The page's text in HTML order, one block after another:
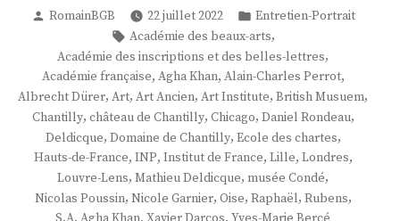
Publié
RomainBGB 22 juillet 2022
Publié
dans
Entretien-Portrait
Étiquettes :
Académie des beaux-arts,
Académie des inscriptions et des belles-lettres,
Académie française, Agha Khan, Alain-Charles Perrot,
Albrecht Dürer, Art, Art Ancien, Art Institute, British Musuem,
Chantilly, château de Chantilly, Chicago, Daniel Rondeau,
Deldicque, Domaine de Chantilly, Ecole des chartes,
Hauts-de-France, INP, Institut de France, Lille, Londres,
Louvre-Lens, Mathieu Deldicque, musée Condé,
Nicolas Poussin, Nicole Garnier, Oise, Raphaël, Rubens,